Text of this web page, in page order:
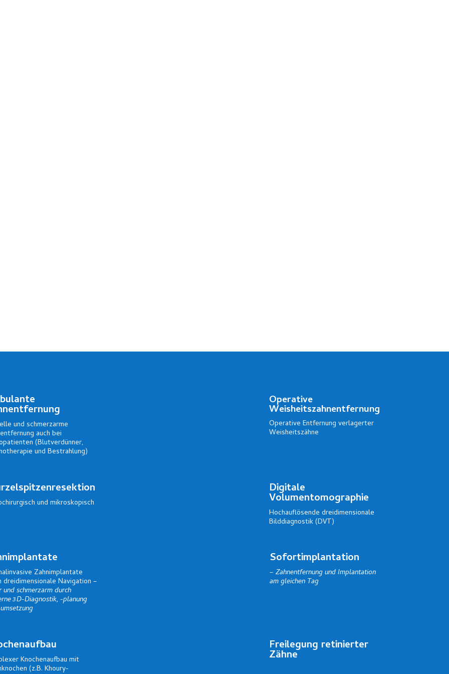
und schmerzarme
auch bei
(Blutverdünner,
und Bestrahlung)
Operative
Weisheitszahnentfernung
Operative Entfernung verlagerter
Weisheitszähne
und mikroskopisch
Digitale
Volumentomographie
Hochauflösende dreidimensionale
Bilddiagnostik (DVT)
Zahnimplantate
dreidimensionale Navigation –
und schmerzarm durch
3D-Diagnostik, -planung
Sofortimplantation
–Zahnentfernung und Implantation
am gleichen Tag
Knochenaufbau mit
(z.B. Khoury-
Freilegung retinierter
Zähne